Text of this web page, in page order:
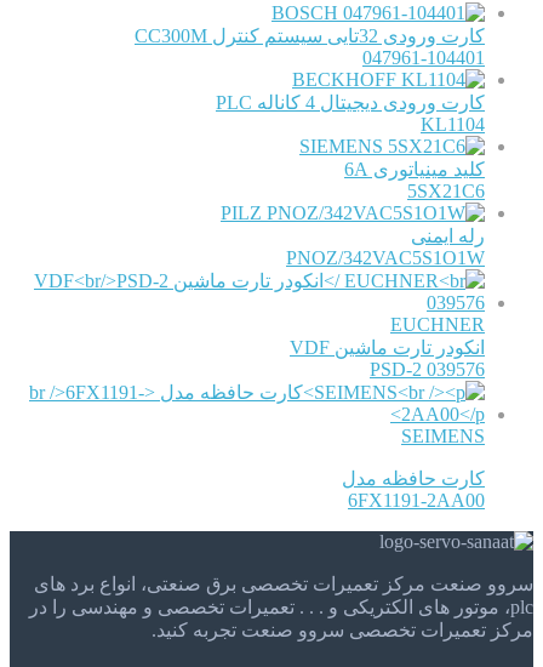
BOSCH
کارت ورودی 32تایی سیستم کنترل CC300M
047961-104401
BECKHOFF
کارت ورودی دیجیتال 4 کاناله PLC
KL1104
SIEMENS
کلید مینیاتوری 6A
5SX21C6
PILZ
رله ایمنی
PNOZ/342VAC5S1O1W
EUCHNER
انکودر تارت ماشین VDF
PSD-2 039576
SEIMENS
کارت حافظه مدل
6FX1191-2AA00
سروو صنعت مرکز تعمیرات تخصصی برق صنعتی، انواع برد های
plc، موتور های الکتریکی و . . . تعمیرات تخصصی و مهندسی را در
مرکز تعمیرات تخصصی سروو صنعت تجربه کنید.